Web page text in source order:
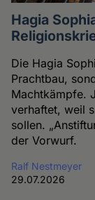
Hagia
Die Hagia
Prachtbau,
Machtkämpfe.
verhaftet, weil
sollen.
der Vorwurf.
Ralf Nestmeyer
29.07.2026